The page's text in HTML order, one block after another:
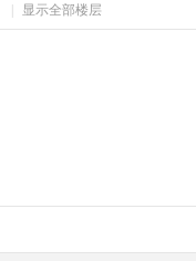
| 显示全部楼层